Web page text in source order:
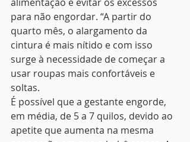
para não engordar. “A partir do
quarto mês, o alargamento da
cintura é mais nítido e com isso
surge à necessidade de começar a
usar roupas mais confortáveis e
soltas.
É possível que a gestante engorde,
em média, de 5 a 7 quilos, devido ao
apetite que aumenta na mesma